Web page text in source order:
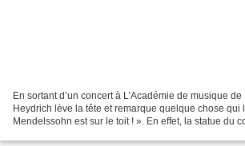
En sortant d’un concert à L’Académie de musique
Heydrich lève la tête et remarque quelque chose qui
Mendelssohn est sur le toit ! ». En effet, la statue du